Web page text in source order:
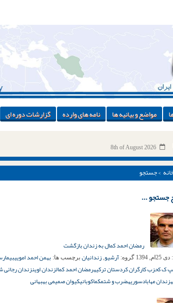
مواضع و بیانیه ها نامه های وارده گزارشات دوره ای
8th of August 2026
> جستجو
جستجو ...
رمضان احمد کمال به زندان بازگشت
دی 25ام, 1394 گروه: آرشیو, زندانیان برچسب ها: بهمن احمد امویی
پ ک کحزب کارگران کردستان ترکیهرمضان احمد کمالزندان اوینزندان رجائی
زندان مهابادسوریهضرب و شتمکماکوبانیکیوان صمیمی بهبهانی